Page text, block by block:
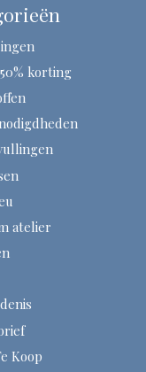
korting
atelier
Koop